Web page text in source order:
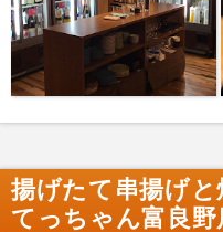
揚げたて串揚げ
てっちゃん富良野